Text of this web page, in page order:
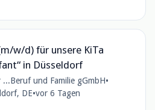
w/d) für unsere KiTa
in Düsseldorf
...Beruf und Familie gGmbH•
DE•vor 6 Tagen